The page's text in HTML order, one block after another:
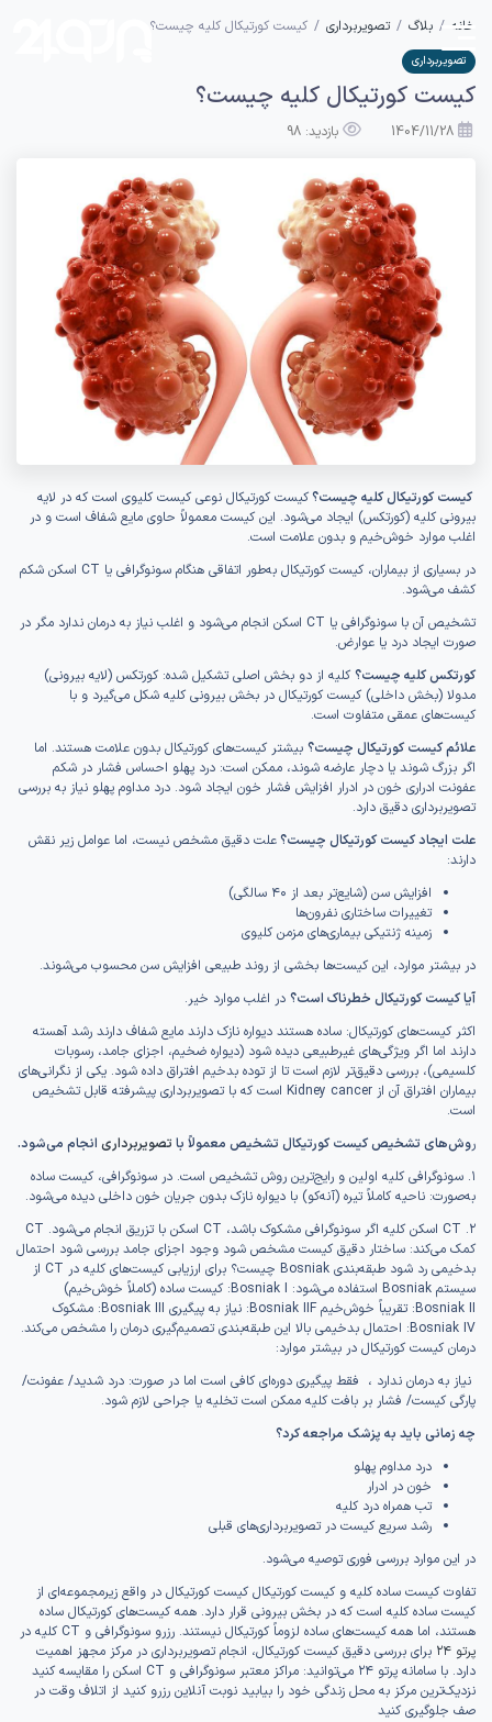
خانه بلاگ تصویربرداری کیست کورتیکال کلیه چیست؟
تصویربرداری
کیست کورتیکال کلیه چیست؟
بازدید: 98
کیست کورتیکال کلیه چیست؟کیست کورتیکال نوعی کیست کلیوی است که در لایه
بیرونی کلیه (کورتکس) ایجاد می‌شود. این کیست معمولاً حاوی مایع شفاف است و در
اغلب موارد خوش‌خیم و بدون علامت است.
در بسیاری از بیماران، کیست کورتیکال به‌طور اتفاقی هنگام سونوگرافی یا CT اسکن شکم
کشف می‌شود.
تشخیص آن با سونوگرافی یا CT اسکن انجام می‌شود و اغلب نیاز به درمان ندارد مگر در
صورت ایجاد درد یا عوارض.
کورتکس کلیه چیست؟ کلیه از دو بخش اصلی تشکیل شده: کورتکس (لایه بیرونی)
مدولا (بخش داخلی) کیست کورتیکال در بخش بیرونی کلیه شکل می‌گیرد و با
کیست‌های عمقی متفاوت است.
علائم کیست کورتیکال چیست؟ بیشتر کیست‌های کورتیکال بدون علامت هستند. اما
اگر بزرگ شوند یا دچار عارضه شوند، ممکن است: درد پهلو احساس فشار در شکم
عفونت ادراری خون در ادرار افزایش فشار خون ایجاد شود. درد مداوم پهلو نیاز به بررسی
تصویربرداری دقیق دارد.
علت ایجاد کیست کورتیکال چیست؟علت دقیق مشخص نیست، اما عوامل زیر نقش
دارند:
افزایش سن (شایع‌تر بعد از ۴۰ سالگی)
تغییرات ساختاری نفرون‌ها
زمینه ژنتیکی بیماری‌های مزمن کلیوی
در بیشتر موارد، این کیست‌ها بخشی از روند طبیعی افزایش سن محسوب می‌شوند.
آیا کیست کورتیکال خطرناک است؟ در اغلب موارد خیر.
اکثر کیست‌های کورتیکال: ساده هستند دیواره نازک دارند مایع شفاف دارند رشد آهسته
دارند اما اگر ویژگی‌های غیرطبیعی دیده شود (دیواره ضخیم، اجزای جامد، رسوبات
کلسیمی)، بررسی دقیق‌تر لازم است تا از توده بدخیم افتراق داده شود. یکی از نگرانی‌های
بیماران افتراق آن از Kidney cancer است که با تصویربرداری پیشرفته قابل تشخیص
است.
روش‌های تشخیص کیست کورتیکال تشخیص معمولاً با تصویربرداری انجام می‌شود.
۱. سونوگرافی کلیه اولین و رایج‌ترین روش تشخیص است. در سونوگرافی، کیست ساده
به‌صورت: ناحیه کاملاً تیره (آنه‌کو) با دیواره نازک بدون جریان خون داخلی دیده می‌شود.
۲. CT اسکن کلیه اگر سونوگرافی مشکوک باشد، CT اسکن با تزریق انجام می‌شود. CT
کمک می‌کند: ساختار دقیق کیست مشخص شود وجود اجزای جامد بررسی شود احتمال
بدخیمی رد شود طبقه‌بندی Bosniak چیست؟ برای ارزیابی کیست‌های کلیه در CT از
سیستم Bosniak استفاده می‌شود: Bosniak I: کیست ساده (کاملاً خوش‌خیم)
Bosniak II: تقریباً خوش‌خیم Bosniak IIF: نیاز به پیگیری Bosniak III: مشکوک
Bosniak IV: احتمال بدخیمی بالا این طبقه‌بندی تصمیم‌گیری درمان را مشخص می‌کند.
درمان کیست کورتیکال در بیشتر موارد:
نیاز به درمان ندارد ، فقط پیگیری دوره‌ای کافی است اما در صورت: درد شدید/ عفونت/
پارگی کیست/ فشار بر بافت کلیه ممکن است تخلیه یا جراحی لازم شود.
چه زمانی باید به پزشک مراجعه کرد؟
درد مداوم پهلو
خون در ادرار
تب همراه درد کلیه
رشد سریع کیست در تصویربرداری‌های قبلی
در این موارد بررسی فوری توصیه می‌شود.
تفاوت کیست ساده کلیه و کیست کورتیکال کیست کورتیکال در واقع زیرمجموعه‌ای از
کیست ساده کلیه است که در بخش بیرونی قرار دارد. همه کیست‌های کورتیکال ساده
هستند، اما همه کیست‌های ساده لزوماً کورتیکال نیستند. رزرو سونوگرافی و CT کلیه در
پرتو ۲۴
برای بررسی دقیق کیست کورتیکال، انجام تصویربرداری در مرکز مجهز اهمیت
دارد. با سامانه پرتو ۲۴ می‌توانید: مراکز معتبر سونوگرافی و CT اسکن را مقایسه کنید
نزدیک‌ترین مرکز به محل زندگی خود را بیابید نوبت آنلاین رزرو کنید از اتلاف وقت در
صف جلوگیری کنید